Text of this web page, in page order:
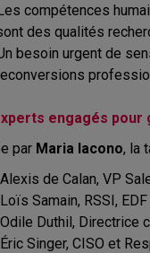
compétences
des qualités
besoin urgent de
engagés pour
par Maria Iacono, la
Alexis de Calan, VP
Loïs Samain, RSSI,
Odile Duthil, Directrice
Éric Singer, CISO et